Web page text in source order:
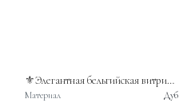
⚜️Элегантная бельгийская витрина из массива дуба с фацетированным стеклом.
Материал Дуб